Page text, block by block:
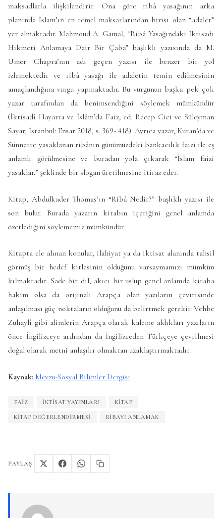
maksadlarla ilişkilendirir. Ona göre ribâ yasağının arka
planında İslam’ın en temel maksatlarından birisi olan “adalet”
yer almaktadır. Mahmoud A. Gamal, “Ribâ Yasağındaki İktisadi
Hikmeti Anlamaya Dair Bir Çaba” başlıklı yazısında da M.
Umer Chapra’nın adı geçen yazısı ile benzer bir yol
izlemektedir ve ribâ yasağı ile adaletin temin edilmesinin
amaçlandığına vurgu yapmaktadır. Bu vurgunun başka pek çok
yazar tarafından da benimsendiğini söylemek mümkündür
(İktisadî Hayatta ve İslâm’da Faiz, ed. Recep Cici ve Süleyman
Sayar, İstanbul: Ensar 2018, s. 369- 418). Ayrıca yazar, Kuran’da ve
Sünnette yasaklanan ribânın günümüzdeki bankacılık faizi ile eş
anlamlı görülmesine ve buradan yola çıkarak “İslam faizi
yasaklar.” şeklinde bir slogan üretilmesine itiraz eder.
Kitap, Abdulkader Thomas’ın “Ribâ Nedir?” başlıklı yazısı ile
son bulur. Burada yazarın kitabın içeriğini genel anlamda
özetlediğini söylememiz mümkündür.
Kitapta ele alınan konular, ilahiyat ya da iktisat alanında tahsil
görmüş bir hedef kitlesinin olduğunu varsaymamızı mümkün
kılmaktadır. Sade bir dil, akıcı bir uslup genel anlamda kitaba
hakim olsa da orijinali Arapça olan yazıların çevirisinde
anlaşılması güç noktaların olduğunu da belirtmek gerekir. Vehbe
Zuhaylî gibi alimlerin Arapça olarak kaleme aldıkları yazıların
önce İngilizceye ardından da İngilizceden Türkçeye çevrilmesi
doğal olarak metni anlaşılır olmaktan uzaklaştırmaktadır.
Kaynak: Mevzu-Sosyal Bilimler Dergisi
FAIZ İKTISAT YAYINLARI KITAP
KITAP DEĞERLENDIRMESI RIBAYI ANLAMAK
PAYLAŞ